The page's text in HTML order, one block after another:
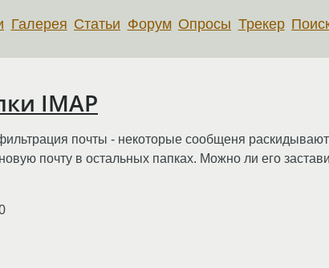
Галерея Статьи Форум Опросы Трекер
IMAP
почты - некоторые сообщеня
почту в остальных папках. Можно ли его